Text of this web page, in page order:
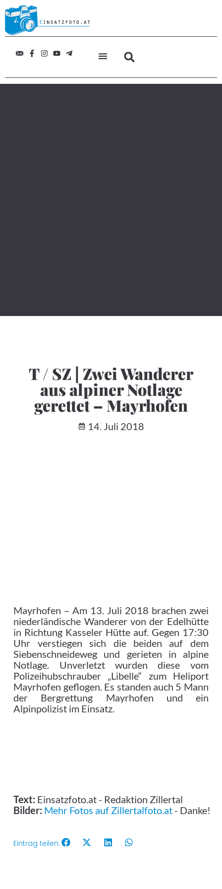
T / SZ | Zwei Wanderer
aus alpiner Notlage
gerettet – Mayrhofen
14. Juli 2018
Mayrhofen – Am 13. Juli 2018 brachen zwei
niederländische Wanderer von der Edelhütte
in Richtung Kasseler Hütte auf. Gegen 17:30
Uhr verstiegen sich die beiden auf dem
Siebenschneideweg und gerieten in alpine
Notlage. Unverletzt wurden diese vom
Polizeihubschrauber „Libelle“ zum Heliport
Mayrhofen geflogen. Es standen auch 5 Mann
der Bergrettung Mayrhofen und ein
Alpinpolizist im Einsatz.
Text: Einsatzfoto.at - Redaktion Zillertal
Bilder: Mehr Fotos auf Zillertalfoto.at - Danke!
Eintrag teilen: